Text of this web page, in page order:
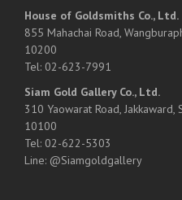
House of Goldsmiths Co., Ltd.
855 Mahachai Road,
10200
Tel: 02-623-7991
Siam Gold Gallery Co., Ltd.
310 Yaowarat Road, Jakkaward,
10100
Tel: 02-622-5303
Line: @Siamgoldgallery